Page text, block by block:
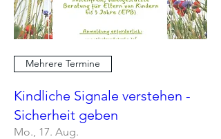
Mehrere Termine
Kindliche Signale verstehen -
Sicherheit geben
Mo., 17. Aug.